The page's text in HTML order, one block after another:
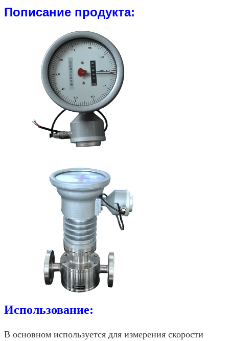
Пописание продукта:
Использование:
В основном используется для измерения скорости